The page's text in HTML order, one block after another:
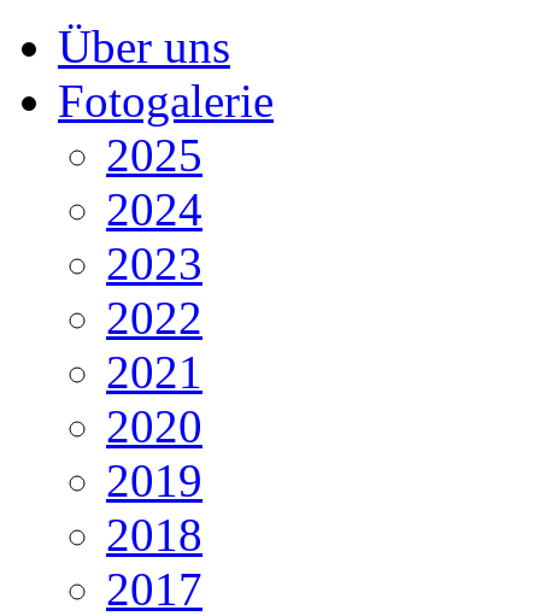
Über uns
Fotogalerie
2025
2024
2023
2022
2021
2020
2019
2018
2017